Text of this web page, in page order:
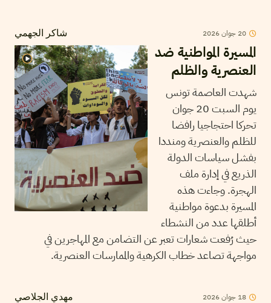
شاكر الجهمي 20 جوان2026
المسيرة المواطنية ضد
العنصرية والظلم
شهدت العاصمة تونس
يوم السبت 20 جوان
تحركا احتجاجيا رافضا
للظلم والعنصرية ومنددا
بفشل سياسات الدولة
الذريع في إدارة ملف
الهجرة. وجاءت هذه
المسيرة بدعوة مواطنية
أطلقها عدد من النشطاء
حيث رُفعت شعارات تعبر عن التضامن مع المهاجرين في
مواجهة تصاعد خطاب الكرهية والممارسات العنصرية.
مهدي الجلاصي 18 جوان2026